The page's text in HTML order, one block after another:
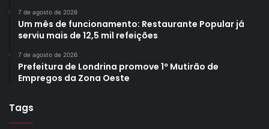
mais de 2 mil atletas de todo o país, dos dias 24 a 27
de setembro.
Texto: Samuel Paiva, sob supervisão dos jornalistas
do Núcleo de Comunicação da Prefeitura de Londrina
7 de agosto de 2026
Um mês de funcionamento: Restaurante Popular já
serviu mais de 12,5 mil refeições
7 de agosto de 2026
Prefeitura de Londrina promove 1º Mutirão de
Empregos da Zona Oeste
Tags